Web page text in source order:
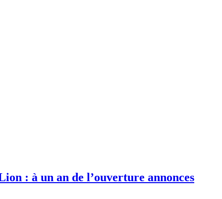
: à un an de l’ouverture annonces